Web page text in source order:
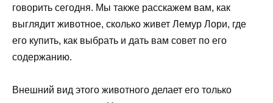
говорить сегодня. Мы также расскажем вам, как
выглядит животное, сколько живет Лемур Лори, где
его купить, как выбрать и дать вам совет по его
содержанию.
Внешний вид этого животного делает его только